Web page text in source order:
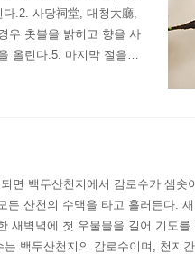
.2. 사당祠堂, 대청大廳,
우 촛불을 밝히고 향을 사
올린다.5. 마지막 절을
아 좌선하며 정화기도 또
면 백두산천지에서 감로수가 샘솟
산천의 수맥을 타고 흘러든다.
새벽녘에 첫 우물물을 길어 기도
백두산천지의 감로수이며, 천지